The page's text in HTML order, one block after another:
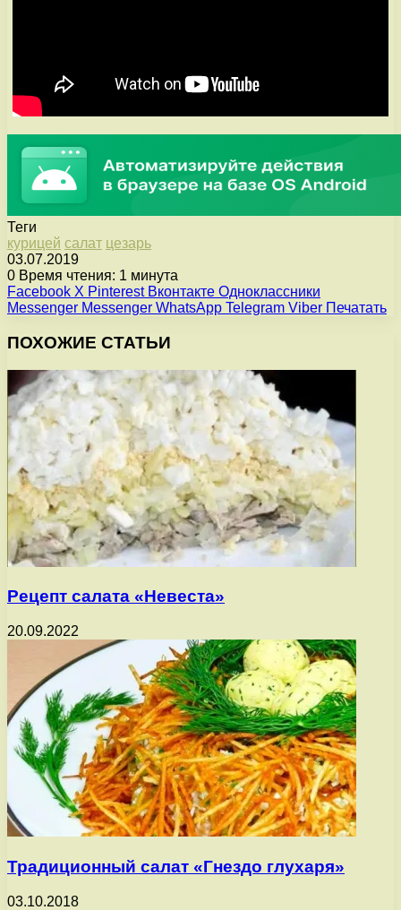
Теги
курицей салат цезарь
03.07.2019
0 Время чтения: 1 минута
Facebook X Pinterest Вконтакте Одноклассники
Messenger Messenger WhatsApp Telegram Viber Печатать
ПОХОЖИЕ СТАТЬИ
Рецепт салата «Невеста»
20.09.2022
Традиционный салат «Гнездо глухаря»
03.10.2018